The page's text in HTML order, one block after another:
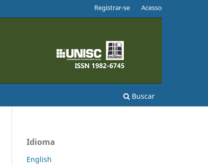
Buscar
Registrar-se Acesso
Idioma
English